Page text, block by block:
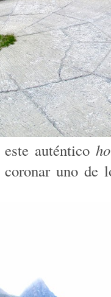
auténtico
uno de